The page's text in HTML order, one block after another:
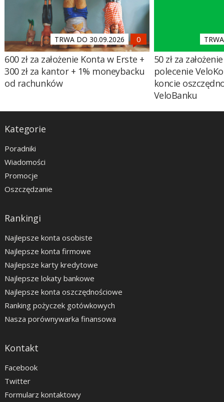
TRWA DO 30.09.2026
600 zł za założenie Konta w Erste +
300 zł za kantor + 1% moneybacku
od rachunków
50 zł za
polecenie
koncie
VeloBanku
Kategorie
Poradniki
Wiadomości
Promocje
Oszczędzanie
Rankingi
Najlepsze konta osobiste
Najlepsze konta firmowe
Najlepsze karty kredytowe
Najlepsze lokaty bankowe
Najlepsze konta oszczędnościowe
Ranking pożyczek gotówkowych
Nasza porównywarka finansowa
Kontakt
Facebook
Twitter
Formularz kontaktowy